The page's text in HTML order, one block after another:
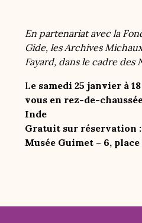
En partenariat avec la
Gide, les Archives
Fayard, dans le cadre des
Le samedi 25 janvier à
vous en rez-de-
Inde
Gratuit sur réservation
Musée Guimet – 6, place